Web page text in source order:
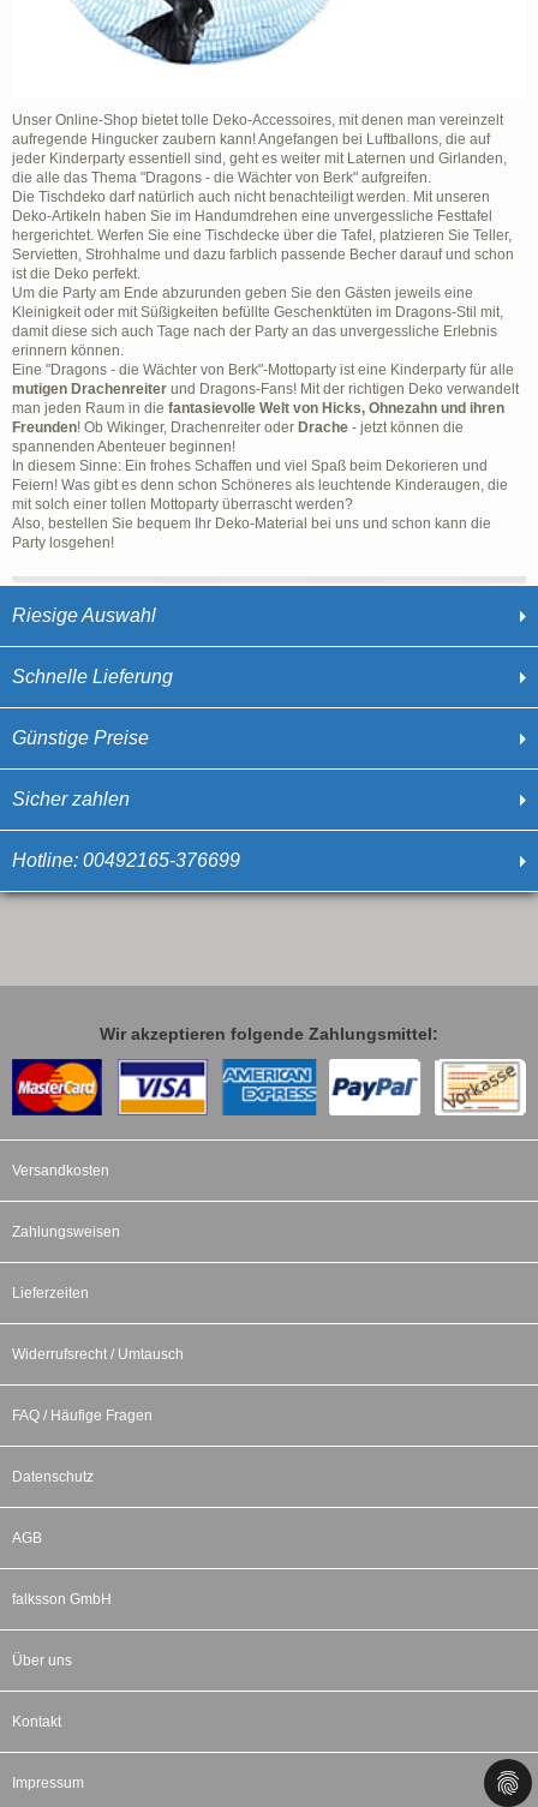
Riesige Auswahl
Schnelle Lieferung
Günstige Preise
Sicher zahlen
Hotline: 00492165-376699
Unser Online-Shop bietet tolle Deko-Accessoires, mit denen man vereinzelt
aufregende Hingucker zaubern kann! Angefangen bei Luftballons, die auf
jeder Kinderparty essentiell sind, geht es weiter mit Laternen und Girlanden,
die alle das Thema "Dragons - die Wächter von Berk" aufgreifen.
Die Tischdeko darf natürlich auch nicht benachteiligt werden. Mit unseren
Deko-Artikeln haben Sie im Handumdrehen eine unvergessliche Festtafel
hergerichtet. Werfen Sie eine Tischdecke über die Tafel, platzieren Sie Teller,
Servietten, Strohhalme und dazu farblich passende Becher darauf und schon
ist die Deko perfekt.
Um die Party am Ende abzurunden geben Sie den Gästen jeweils eine
Kleinigkeit oder mit Süßigkeiten befüllte Geschenktüten im Dragons-Stil mit,
damit diese sich auch Tage nach der Party an das unvergessliche Erlebnis
erinnern können.
Eine "Dragons - die Wächter von Berk"-Mottoparty ist eine Kinderparty für alle
mutigen Drachenreiter und Dragons-Fans! Mit der richtigen Deko verwandelt
man jeden Raum in die fantasievolle Welt von Hicks, Ohnezahn und ihren
Freunden! Ob Wikinger, Drachenreiter oder Drache - jetzt können die
spannenden Abenteuer beginnen!
In diesem Sinne: Ein frohes Schaffen und viel Spaß beim Dekorieren und
Feiern! Was gibt es denn schon Schöneres als leuchtende Kinderaugen, die
mit solch einer tollen Mottoparty überrascht werden?
Also, bestellen Sie bequem Ihr Deko-Material bei uns und schon kann die
Party losgehen!
Wir akzeptieren folgende Zahlungsmittel:
Versandkosten
Zahlungsweisen
Lieferzeiten
Widerrufsrecht / Umtausch
FAQ / Häufige Fragen
Datenschutz
AGB
falksson GmbH
Über uns
Kontakt
Impressum